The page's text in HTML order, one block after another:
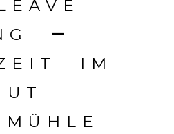
MEINUNG
–
im